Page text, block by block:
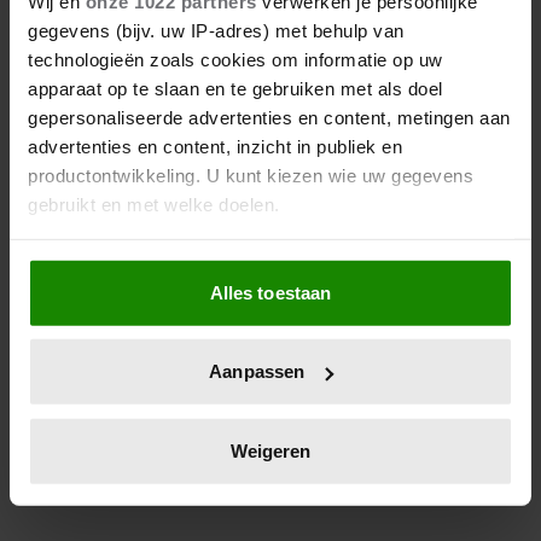
gegevens (bijv. uw IP-adres) met behulp van
technologieën zoals cookies om informatie op uw
apparaat op te slaan en te gebruiken met als doel
gepersonaliseerde advertenties en content, metingen aan
advertenties en content, inzicht in publiek en
productontwikkeling. U kunt kiezen wie uw gegevens
gebruikt en met welke doelen.
Als u het toestaat, willen we ook graag:
Informatie verzamelen over uw geografische
locatie, die tot een paar meter nauwkeurig kan zijn
scannen op specifieke eigenschappen (fingerprinting)
verwerkt en stel uw voorkeuren in het
intrekken in de Cookieverklaring.
Alles toestaan
Aanpassen
Weigeren
8 augustus 2026
‘B&B VOL LIEFDE’-TIMOTHY
OPENHARTIG OVER ZIJN
COMING-OUT